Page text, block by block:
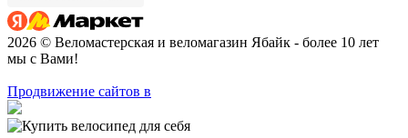
2026 © Веломастерская и веломагазин Ябайк - более 10 лет
мы с Вами!
Продвижение сайтов в